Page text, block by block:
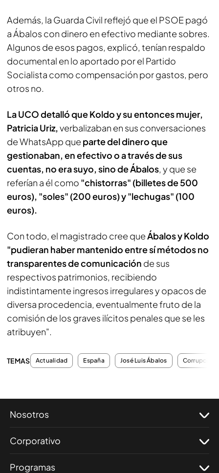
Además, la Guarda Civil reflejó que el PSOE pagó
a Ábalos con dinero en efectivo mediante sobres.
Algunos de esos pagos, explicó, tenían respaldo
documental en lo aportado por el Partido
Socialista como compensación por gastos, pero
otros no.
La UCO detalló que Koldo y su entonces mujer,
Patricia Uriz,verbalizaban en sus conversaciones
de WhatsApp que parte del dinero que
gestionaban, en efectivo o a través de sus
cuentas, no era suyo, sino de Ábalos, y que se
referían a él como "chistorras" (billetes de 500
euros), "soles" (200 euros) y "lechugas" (100
euros).
Con todo, el magistrado cree queÁbalos y Koldo
"pudieran haber mantenido entre sí métodos no
transparentes de comunicación de sus
respectivos patrimonios, recibiendo
indistintamente ingresos irregulares y opacos de
diversa procedencia, eventualmente fruto de la
comisión de los graves ilícitos penales que se les
atribuyen".
TEMAS Actualidad España José Luis Ábalos Corrupción
Nosotros
Corporativo
Programas